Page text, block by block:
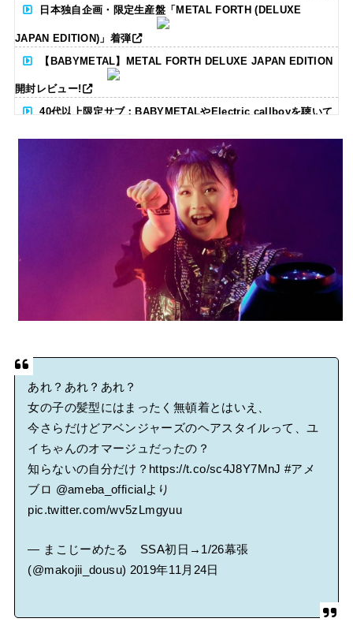
日本独自企画・限定生産盤「METAL FORTH (DELUXE
JAPAN EDITION)」着弾
【BABYMETAL】METAL FORTH DELUXE JAPAN EDITION
開封レビュー!
40代以上限定サブ：BABYMETALやElectric callboyを聴いて
る人いる？ 【海外の反応】
BABYMETAL「CANNONBALL外伝」グッズ販売決定
タワーレコード新宿店にてBABYMETALのパネル展が開催中
Powered by livedoor 相互RSS
あれ？あれ？あれ？
女の子の髪型にはまったく無頓着とはいえ、
今さらだけどアベンジャーズのヘアスタイルって、ユ
イちゃんのオマージュだったの？
知らないの自分だけ？ https://t.co/sc4J8Y7MnJ #アメ
ブロ @ameba_official より
pic.twitter.com/wv5zLmgyuu
— まこじーめたる SSA初日→1/26幕張
(@makojii_dousu) 2019年11月24日